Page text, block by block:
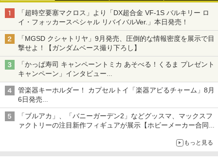
「超時空要塞マクロス」より「DX超合金 VF-1S バルキリー ロ
イ・フォッカースペシャル リバイバルVer.」本日発売！
「MGSD クシャトリヤ」9月発売、圧倒的な情報密度を展示で目
撃せよ！【ガンダムベース撮り下ろし】
「かっぱ寿司 キャンペーントミカ あそべる！くるま プレゼント
キャンペーン」インタビュー
子どもが楽しめるかっぱ寿司ならではの体験とコラボの楽しさを
追求
管楽器キーホルダー！ カプセルトイ「楽器アピるチャーム」8月
6日発売
チューバ、テナサクなど5種各3色
「ブルアカ」、「バニーガーデン2」などグッスマ、マックスフ
ァクトリーの注目新作フィギュアが展示【ホビーメーカー合同展
もっと見る